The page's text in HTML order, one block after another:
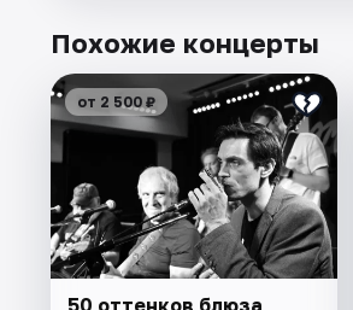
Похожие концерты
от 2 500 ₽
50 оттенков блюза